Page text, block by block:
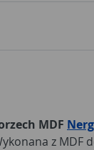
MDF
z MDF